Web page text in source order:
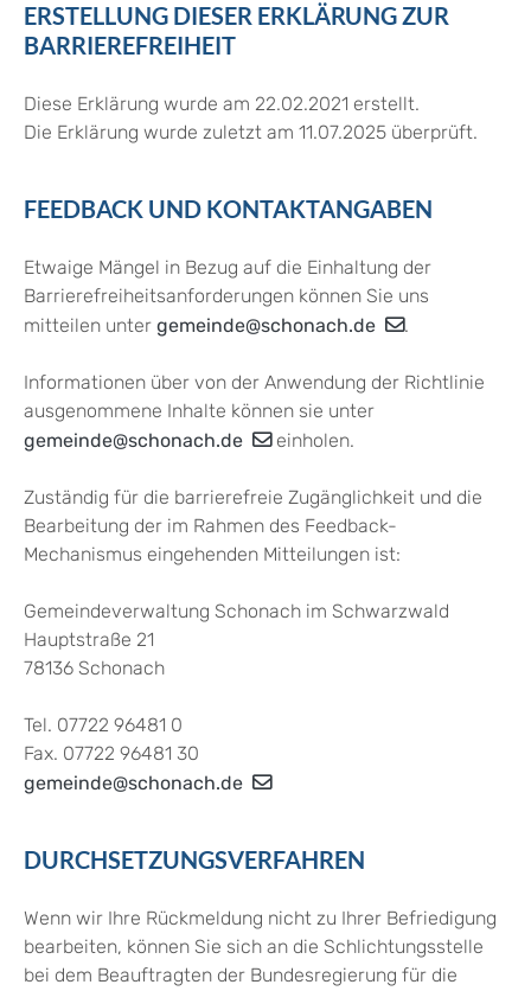
ERSTELLUNG DIESER ERKLÄRUNG ZUR
BARRIEREFREIHEIT
Diese Erklärung wurde am 22.02.2021 erstellt.
Die Erklärung wurde zuletzt am 11.07.2025 überprüft.
FEEDBACK UND KONTAKTANGABEN
Etwaige Mängel in Bezug auf die Einhaltung der
Barrierefreiheitsanforderungen können Sie uns
mitteilen unter gemeinde@schonach.de .
Informationen über von der Anwendung der Richtlinie
ausgenommene Inhalte können sie unter
gemeinde@schonach.de
einholen.
Zuständig für die barrierefreie Zugänglichkeit und die
Bearbeitung der im Rahmen des Feedback-
Mechanismus eingehenden Mitteilungen ist:
Gemeindeverwaltung Schonach im Schwarzwald
Hauptstraße 21
78136 Schonach
Tel. 07722 96481 0
Fax. 07722 96481 30
gemeinde@schonach.de
DURCHSETZUNGSVERFAHREN
Wenn wir Ihre Rückmeldung nicht zu Ihrer Befriedigung
bearbeiten, können Sie sich an die Schlichtungsstelle
bei dem Beauftragten der Bundesregierung für die